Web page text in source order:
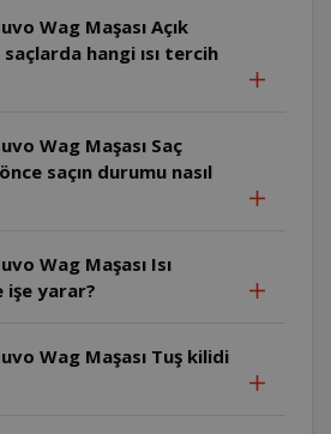
Wag Maşası Açık
hangi ısı tercih
Wag Maşası Saç
saçın durumu nasıl
Wag Maşası Isı
işe yarar?
Wag Maşası Tuş kilidi